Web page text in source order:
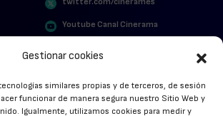
Gestionar cookies
similares propias y de terceros, de sesión
funcionar de manera segura nuestro Sitio Web y
Igualmente, utilizamos cookies para medir y
twitter.com/cinerames
Youtube Canal Cinerama